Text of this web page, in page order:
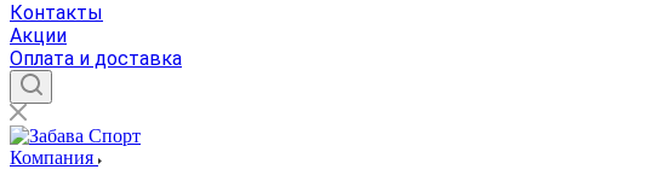
Контакты
Акции
Оплата и доставка
Компания